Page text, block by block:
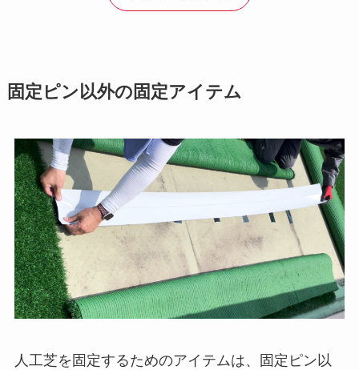
固定ピン以外の固定アイテム
人工芝を固定するためのアイテムは、固定ピン以